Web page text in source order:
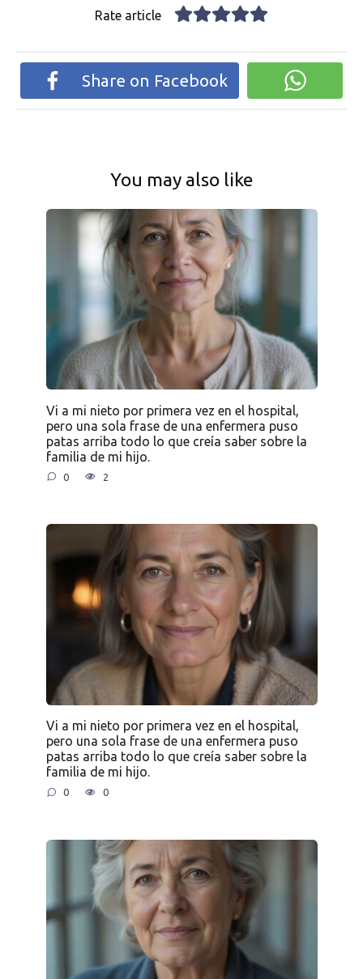
Rate article
Share on Facebook
You may also like
Vi a mi nieto por primera vez en el hospital,
pero una sola frase de una enfermera puso
patas arriba todo lo que creía saber sobre la
familia de mi hijo.
0 2
Vi a mi nieto por primera vez en el hospital,
pero una sola frase de una enfermera puso
patas arriba todo lo que creía saber sobre la
familia de mi hijo.
0 0